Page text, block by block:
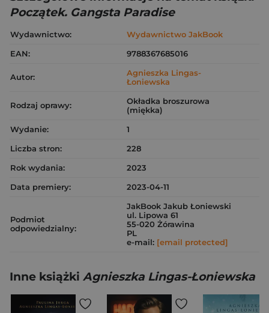
Początek. Gangsta Paradise
Wydawnictwo:
Wydawnictwo JakBook
EAN:
9788367685016
Autor:
Agnieszka Lingas-
Łoniewska
Rodzaj oprawy:
Okładka broszurowa
(miękka)
Wydanie:
1
Liczba stron:
228
Rok wydania:
2023
Data premiery:
2023-04-11
Podmiot
odpowiedzialny:
JakBook Jakub Łoniewski
ul. Lipowa 61
55-020 Żórawina
PL
e-mail: [email protected]
Inne książki Agnieszka Lingas-Łoniewska